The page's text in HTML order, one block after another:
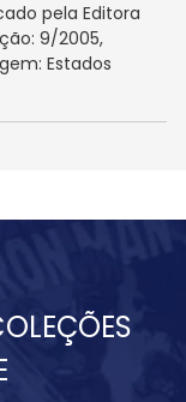
pela Editora
9/2005,
Estados